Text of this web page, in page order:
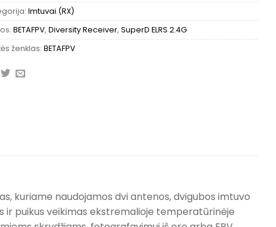
Imtuvai (RX)
BETAFPV, Diversity Receiver, SuperD ELRS 2.4G
ženklas: BETAFPV
kuriame naudojamos dvi antenos, dvigubos imtuvo
ir puikus veikimas ekstremalioje temperatūrinėje